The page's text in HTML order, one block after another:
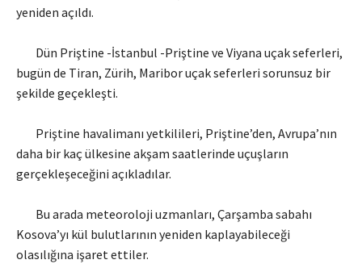
yeniden açıldı.
Dün Priştine -İstanbul -Priştine ve Viyana uçak seferleri,
bugün de Tiran, Zürih, Maribor uçak seferleri sorunsuz bir
şekilde geçekleşti.
Priştine havalimanı yetkilileri, Priştine’den, Avrupa’nın
daha bir kaç ülkesine akşam saatlerinde uçuşların
gerçekleşeceğini açıkladılar.
Bu arada meteoroloji uzmanları, Çarşamba sabahı
Kosova’yı kül bulutlarının yeniden kaplayabileceği
olasılığına işaret ettiler.